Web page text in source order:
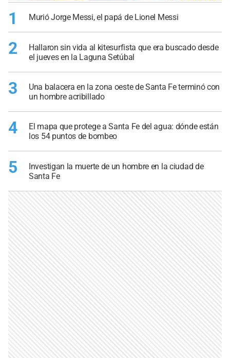
1 Murió Jorge Messi, el papá de Lionel Messi
2
Hallaron sin vida al kitesurfista que era buscado desde
el jueves en la Laguna Setúbal
3
Una balacera en la zona oeste de Santa Fe terminó con
un hombre acribillado
4
El mapa que protege a Santa Fe del agua: dónde están
los 54 puntos de bombeo
5
Investigan la muerte de un hombre en la ciudad de
Santa Fe